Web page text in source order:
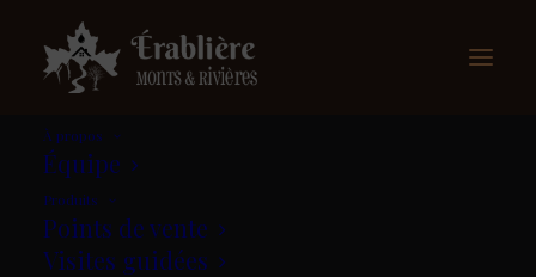
À propos
Équipe
Produits
Points de vente
Visites guidées